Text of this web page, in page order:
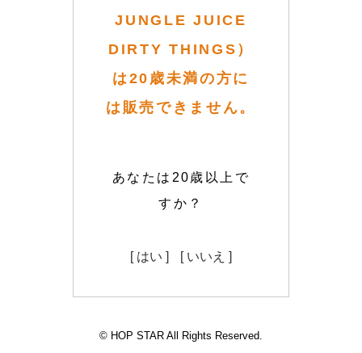
JUNGLE JUICE
DIRTY THINGS）
は20歳未満の方に
は販売できません。
あなたは20歳以上で
すか？
[ はい ] [ いいえ ]
© HOP STAR All Rights Reserved.